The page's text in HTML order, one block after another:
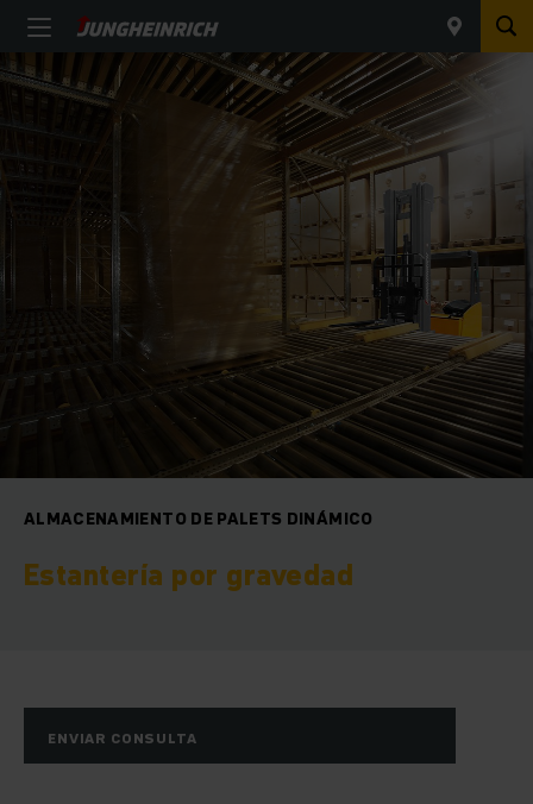
ALMACENAMIENTO DE PALETS DINÁMICO
Estantería por gravedad
ENVIAR CONSULTA